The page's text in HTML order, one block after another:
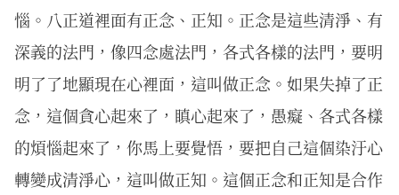
惱。八正道裡面有正念、正知。正念是這些清淨、有
深義的法門，像四念處法門，各式各樣的法門，要明
明了了地顯現在心裡面，這叫做正念。如果失掉了正
念，這個貪心起來了，瞋心起來了，愚癡、各式各樣
的煩惱起來了，你馬上要覺悟，要把自己這個染汙心
轉變成清淨心，這叫做正知。這個正念和正知是合作